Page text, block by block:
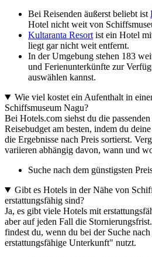
Bei Reisenden äußerst beliebt ist
Hotel nicht weit von
Kultaranta Resort ist ein Hotel
liegt gar nicht weit entfernt.
In der Umgebung stehen 183
und Ferienunterkünfte zur
auswählen kannst.
Wie viel kostet ein Aufenthalt in
Schiffsmuseum Nagu?
Bei Hotels.com siehst du die
Reisebudget am besten, indem du
die Ergebnisse nach Preis sortierst.
variieren abhängig davon, wann und
Suche nach dem günstigsten
Gibt es Hotels in der Nähe von
erstattungsfähig sind?
Ja, es gibt viele Hotels mit
aber auf jeden Fall die
findest du, wenn du bei der Suche
erstattungsfähige Unterkunft" nutzt.